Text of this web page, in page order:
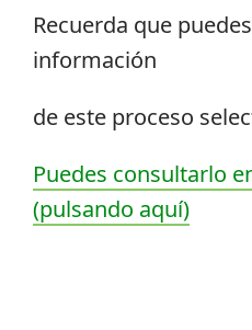
Recuerda que
información
de este proceso
Puedes consultarlo
(pulsando aquí)